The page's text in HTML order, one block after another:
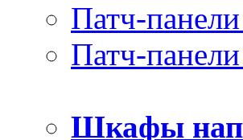
Патч-
Патч-
Шкафы